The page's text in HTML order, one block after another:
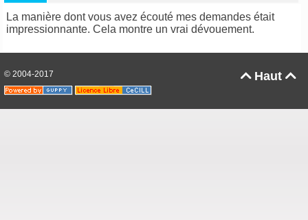
La manière dont vous avez écouté mes demandes était
impressionnante. Cela montre un vrai dévouement.
Haut 
© 2004-2017